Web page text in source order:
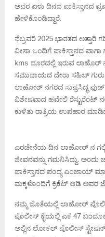
ಅವರ ಏಳು ದಿನದ ಪಾಕಿಸ್ತಾನದ
ಹೇಳಿಕೊಂಡಿದ್ದಾರೆ.
ಫೆಬ್ರವರಿ 2025 ಭಾರತದ
ವೀಸಾ ಒಂದಿಗೆ ಪಾಕಿಸ್ತಾನದ
kms ದೂರದಲ್ಲಿ ಇರುವ
ಸಮುದಾಯದ ದೇರಾ ಸಹಿಬ್
ಲಾಹೋರ್ ನಗರದ ಸುಪ್ರಸಿದ್ಧ ಫುಡ್
ವಿಶೇಷವಾದ ಹವೇಲಿ ರೆಸ್ಟುರೆಂಟ್
ಕುಳಿತು ರಾತ್ರಿಯ ಉಪಹಾರ
ಎರಡೇನೆಯ ದಿನ ಲಾಹೋರ್ ನ ಗಲ್ಲಿ
ಜೀವನವನ್ನು ಗಮನಿಸಿದ್ದು.
ಪಾಕಿಸ್ತಾನದ ಪಂದ್ಯ ಎಂಜಾಯ್
ಮಕ್ಕಳೊಂದಿಗೆ ಕ್ರಿಕೆಟ್ ಆಡಿ ಅವರ
ನಮ್ಮ ಜೊತೆಯಲ್ಲಿ ಲಾಹೋರ್
ಪೊಲೀಸ್ ಕೈಯಲ್ಲಿ ಎಕೆ 47
ಅಲ್ಲಿನ ಲೋಕಲ್ ಪೊಲೀಸ್